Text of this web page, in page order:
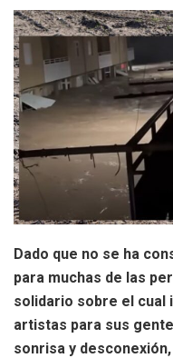
Dado que no se ha
para muchas de las
solidario sobre el cual
artistas para sus
sonrisa y